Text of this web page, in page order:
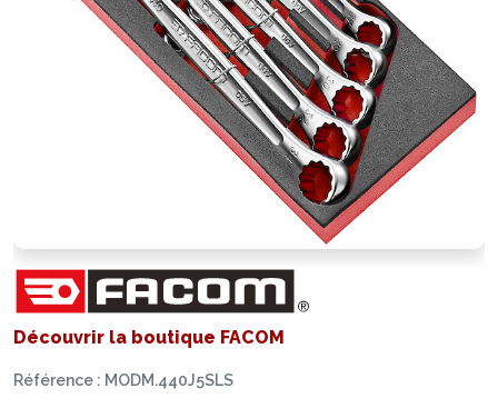
Découvrir la boutique FACOM
Référence : MODM.440J5SLS